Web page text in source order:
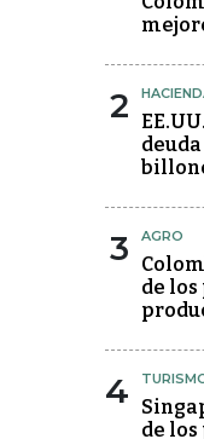
2
3 AGRO
de los
4
de